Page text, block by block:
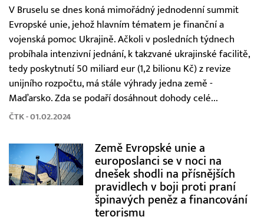
V Bruselu se dnes koná mimořádný jednodenní summit
Evropské unie, jehož hlavním tématem je finanční a
vojenská pomoc Ukrajině. Ačkoli v posledních týdnech
probíhala intenzivní jednání, k takzvané ukrajinské facilitě,
tedy poskytnutí 50 miliard eur (1,2 bilionu Kč) z revize
unijního rozpočtu, má stále výhrady jedna země -
Maďarsko. Zda se podaří dosáhnout dohody celé...
ČTK - 01.02.2024
Země Evropské unie a
europoslanci se v noci na
dnešek shodli na přísnějších
pravidlech v boji proti praní
špinavých peněz a financování
terorismu